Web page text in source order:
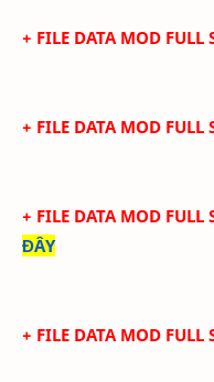
+ FILE DATA MOD FULL
+ FILE DATA MOD FULL
+ FILE DATA MOD FULL
ĐÂY
+ FILE DATA MOD